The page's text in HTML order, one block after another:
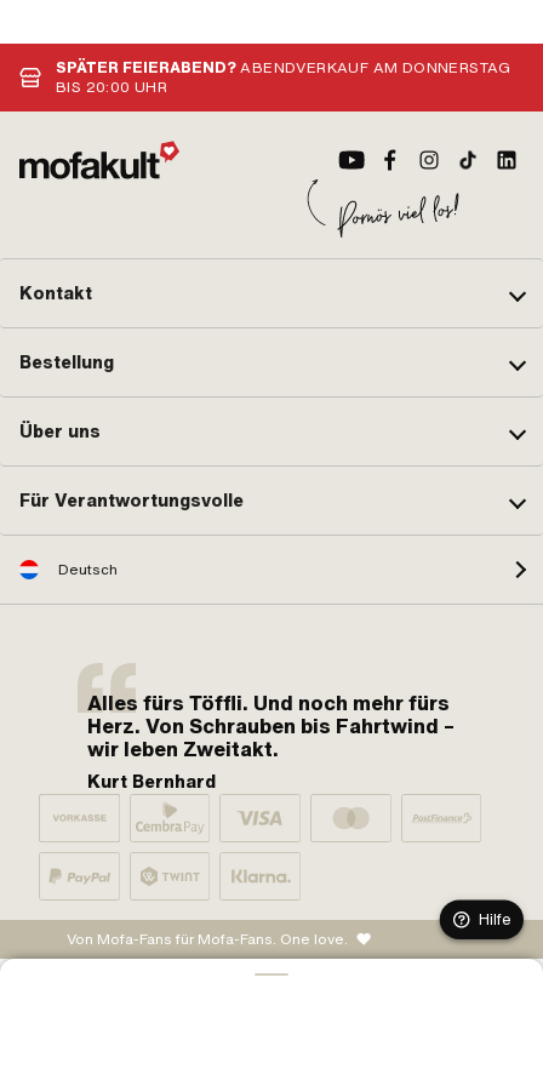
mm
SPÄTER FEIERABEND?ABENDVERKAUF AM DONNERSTAG
BIS 20:00 UHR
Kontakt
Bestellung
Über uns
Für Verantwortungsvolle
Deutsch
Alles fürs Töffli. Und noch mehr fürs
Herz. Von Schrauben bis Fahrtwind –
wir leben Zweitakt.
Kurt Bernhard
Von Mofa-Fans für Mofa-Fans. One love.
Hilfe